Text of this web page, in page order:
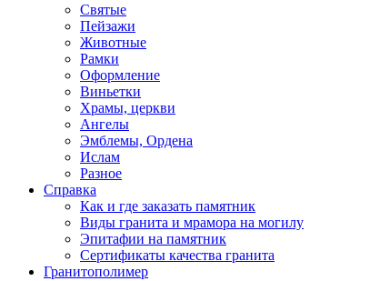
Святые
Пейзажи
Животные
Рамки
Оформление
Виньетки
Храмы, церкви
Ангелы
Эмблемы, Ордена
Ислам
Разное
Справка
Как и где заказать памятник
Виды гранита и мрамора на могилу
Эпитафии на памятник
Сертификаты качества гранита
Гранитополимер